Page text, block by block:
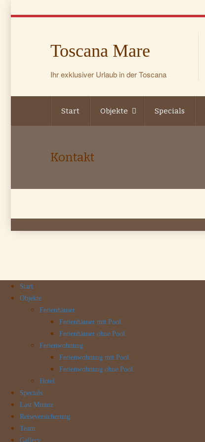
Toscana Mare
Ihr exklusiver Urlaub in der Toscana
Start Objekte Specials
Kontakt
Start
Objekte
Ferienhäuser
Ferienhäuser mit Pool
Ferienhäuser ohne Pool
Ferienwohnung
Ferienwohnung mit Pool
Ferienwohnung ohne Pool
Hotel
Specials
Last Minute
Reiseversicherung
Team
Gallery